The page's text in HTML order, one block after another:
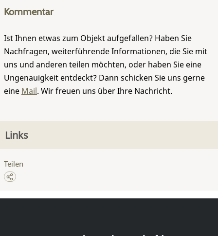
Kommentar
Ist Ihnen etwas zum Objekt aufgefallen? Haben Sie
Nachfragen, weiterführende Informationen, die Sie mit
uns und anderen teilen möchten, oder haben Sie eine
Ungenauigkeit entdeckt? Dann schicken Sie uns gerne
eine Mail. Wir freuen uns über Ihre Nachricht.
Links
Teilen